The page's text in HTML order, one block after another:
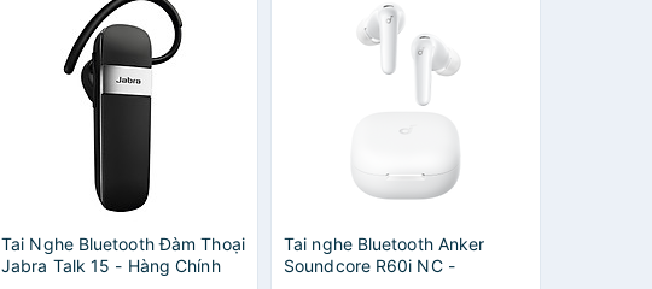
Tai Nghe Bluetooth Đàm Thoại
Jabra Talk 15 - Hàng Chính
Tai nghe Bluetooth Anker
Soundcore R60i NC -